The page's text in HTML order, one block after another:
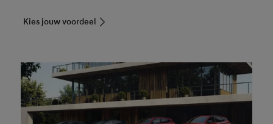
Kies jouw voordeel